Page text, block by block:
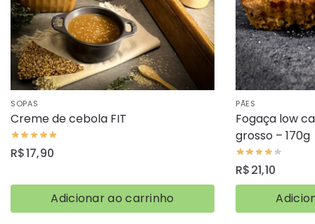
SOPAS
Creme de cebola FIT
R$17,90
Adicionar ao carrinho
PÃES
Fogaça low
grosso – 170g
R$21,10